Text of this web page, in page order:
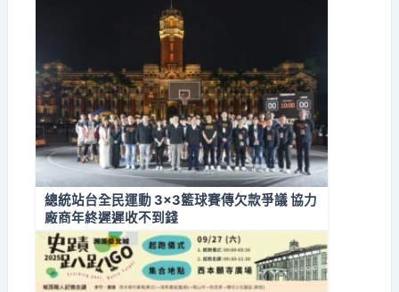
總統站台全民運動 3×3籃球賽傳欠款爭議 協力
廠商年終遲遲收不到錢